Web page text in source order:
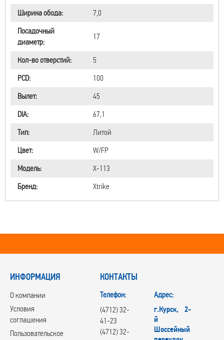
Ширина обода:
7,0
Посадочный
диаметр:
17
Кол-во отверстий:
5
PCD:
100
Вылет:
45
DIA:
67,1
Тип:
Литой
Цвет:
W/FP
Модель:
X-113
Бренд:
Xtrike
ИНФОРМАЦИЯ
О компании
Условия
соглашения
Пользовательское
КОНТАКТЫ
Телефон:
(4712) 32-
41-23
(4712) 32-
Адрес:
г.Курск, 2-
й
Шоссейный